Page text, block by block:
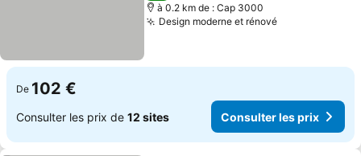
à 0.2 km de : Cap 3000
Design moderne et rénovéConsulter les
De 102 €
Consulter les prix de 12 sites Consulter les prix